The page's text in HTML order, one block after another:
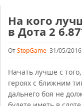
На кого
в Дота 2
ОтStopGame 31/05/
Начать лучше с
героях с ближним
дальнего боя не